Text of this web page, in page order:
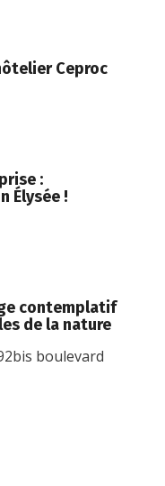
Ceproc
:
Élysée !
contemplatif
de la nature
boulevard